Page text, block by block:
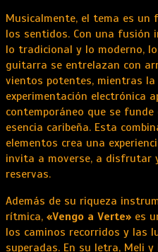
Musicalmente, el tema es un
los sentidos. Con una fusión
lo tradicional y lo moderno,
guitarra se entrelazan con
vientos potentes, mientras la
experimentación electrónica
contemporáneo que se funde
esencia caribeña. Esta
elementos crea una
invita a moverse, a disfrutar
reservas.
Además de su riqueza
rítmica, «Vengo a Verte» es
los caminos recorridos y las
superadas. En su letra, Meli y